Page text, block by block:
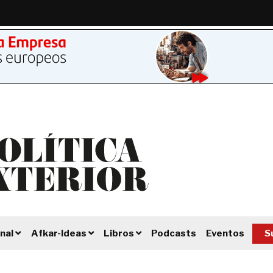
Afkar-Ideas Libros Podcasts Eventos